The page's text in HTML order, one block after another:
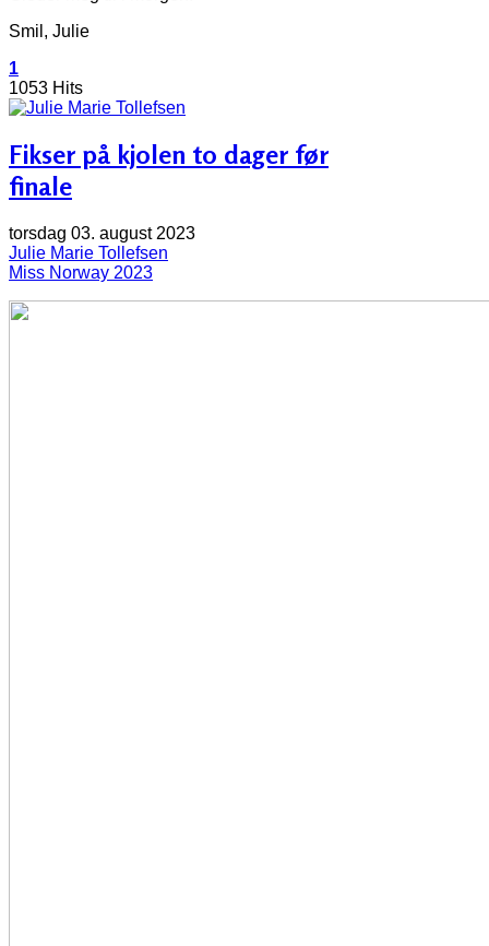
Smil, Julie
1
1053 Hits
Fikser på kjolen to dager før
finale
torsdag 03. august 2023
Julie Marie Tollefsen
Miss Norway 2023